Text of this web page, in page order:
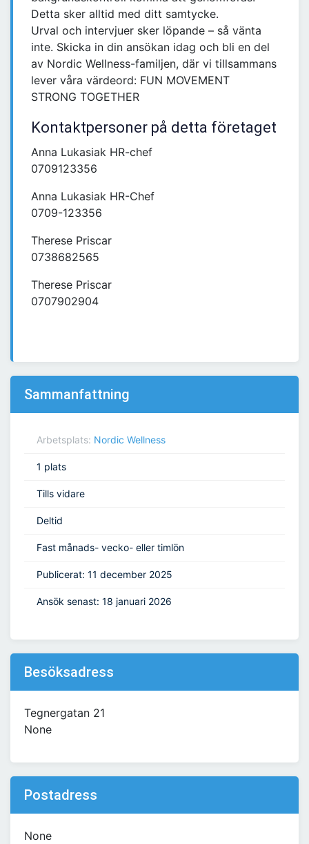
Detta sker alltid med ditt samtycke.
Urval och intervjuer sker löpande – så vänta
inte. Skicka in din ansökan idag och bli en del
av Nordic Wellness-familjen, där vi tillsammans
lever våra värdeord: FUN MOVEMENT
STRONG TOGETHER
Kontaktpersoner på detta företaget
Anna Lukasiak HR-chef
0709123356
Anna Lukasiak HR-Chef
0709-123356
Therese Priscar
0738682565
Therese Priscar
0707902904
Sammanfattning
Arbetsplats: Nordic Wellness
1 plats
Tills vidare
Deltid
Fast månads- vecko- eller timlön
Publicerat: 11 december 2025
Ansök senast: 18 januari 2026
Besöksadress
Tegnergatan 21
None
Postadress
None